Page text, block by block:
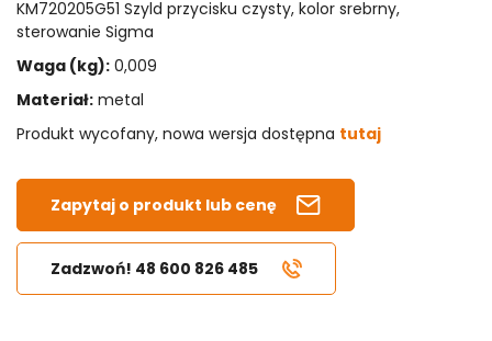
KM720205G51 Szyld przycisku czysty, kolor srebrny,
sterowanie Sigma
Waga (kg): 0,009
Materiał: metal
Produkt wycofany, nowa wersja dostępna tutaj
Zapytaj o produkt lub cenę
Zadzwoń! 48 600 826 485